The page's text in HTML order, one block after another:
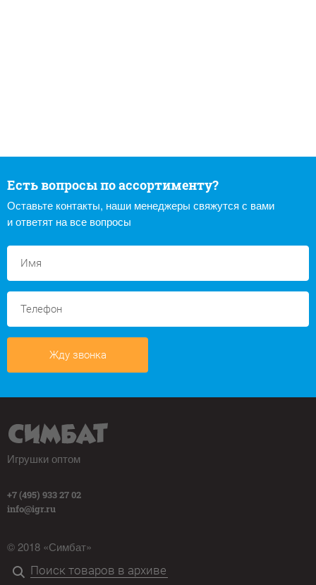
Есть вопросы по ассортименту?
Оставьте контакты, наши менеджеры свяжутся с вами
и ответят на все вопросы
Жду звонка
Игрушки оптом
+7 (495) 933 27 02
info@igr.ru
© 2018 «Симбат»